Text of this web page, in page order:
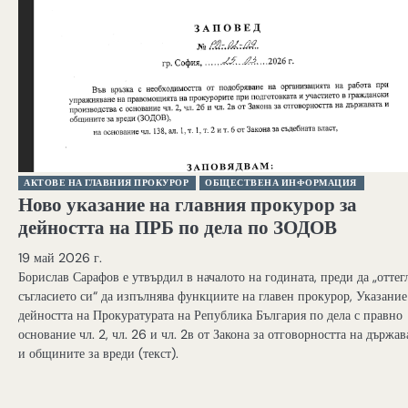
АКТОВЕ НА ГЛАВНИЯ ПРОКУРОР ОБЩЕСТВЕНА ИНФОРМАЦИЯ
Ново указание на главния прокурор за
дейността на ПРБ по дела по ЗОДОВ
19 май 2026 г.
Борислав Сарафов е утвърдил в началото на годината, преди да
съгласието си“ да изпълнява функциите на главен прокурор,
дейността на Прокуратурата на Република България по дела с правно
основание чл. 2, чл. 26 и чл. 2в от Закона за отговорността на
и общините за вреди (текст).